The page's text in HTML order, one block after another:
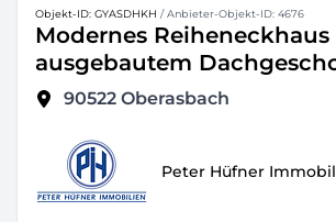
Objekt-ID: GYASDHKH / Anbieter-Objekt-ID: 4676
Modernes
ausgebautem
90522 Oberasbach
Peter Hüfner